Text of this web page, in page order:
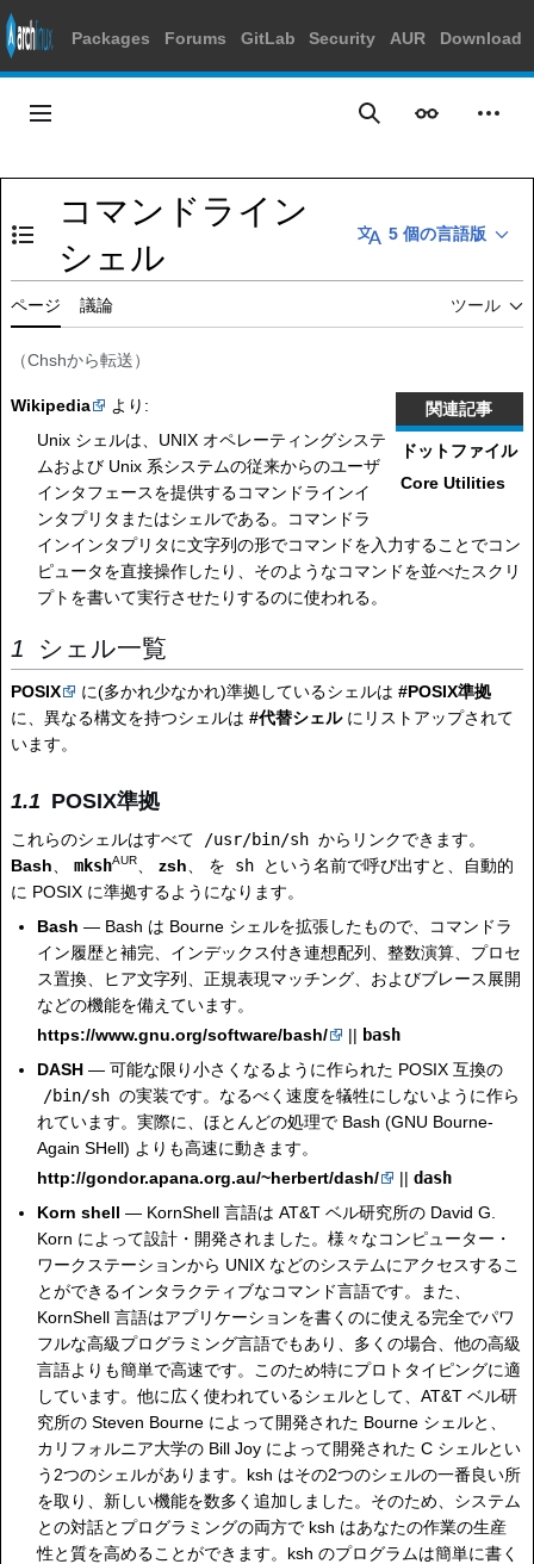
Packages Forums GitLab Security AUR Download
ス
ッ
プ
メインメニュー 検索 表示 個人
目次の表示・非表示を切り替え
コマンドライン
シェル
5 個の言語版
ページ 議論 ツール
（Chshから転送）
関連記事
ドットファイル
Core Utilities
Wikipedia
より:
Unix シェルは、UNIX オペレーティングシステ
ムおよび Unix 系システムの従来からのユーザ
インタフェースを提供するコマンドラインイ
ンタプリタまたはシェルである。コマンドラ
インインタプリタに文字列の形でコマンドを入力することでコン
ピュータを直接操作したり、そのようなコマンドを並べたスクリ
プトを書いて実行させたりするのに使われる。
シェル一覧
POSIX に(多かれ少なかれ)準拠しているシェルは #POSIX準拠
に、異なる構文を持つシェルは #代替シェルにリストアップされて
います。
POSIX準拠
これらのシェルはすべて /usr/bin/sh からリンクできます。
Bash
mkshAUR zsh 、 を sh
という名前で呼び出すと、自動的
に POSIX に準拠するようになります。
Bash — Bash は Bourne シェルを拡張したもので、コマンドラ
イン履歴と補完、インデックス付き連想配列、整数演算、プロセ
ス置換、ヒア文字列、正規表現マッチング、およびブレース展開
などの機能を備えています。
https://www.gnu.org/software/bash/
|| bash
DASH — 可能な限り小さくなるように作られた POSIX 互換の
/bin/sh の実装です。なるべく速度を犠牲にしないように作ら
れています。実際に、ほとんどの処理で Bash (GNU Bourne-
Again SHell) よりも高速に動きます。
http://gondor.apana.org.au/~herbert/dash/
||dash
Korn shell — KornShell 言語は AT&T ベル研究所の David G.
Korn によって設計・開発されました。様々なコンピューター・
ワークステーションから UNIX などのシステムにアクセスするこ
とができるインタラクティブなコマンド言語です。また、
KornShell 言語はアプリケーションを書くのに使える完全でパワ
フルな高級プログラミング言語でもあり、多くの場合、他の高級
言語よりも簡単で高速です。このため特にプロトタイピングに適
しています。他に広く使われているシェルとして、AT&T ベル研
究所の Steven Bourne によって開発された Bourne シェルと、
カリフォルニア大学の Bill Joy によって開発された C シェルとい
う2つのシェルがあります。ksh はその2つのシェルの一番良い所
を取り、新しい機能を数多く追加しました。そのため、システム
との対話とプログラミングの両方で ksh はあなたの作業の生産
性と質を高めることができます。ksh のプログラムは簡単に書く